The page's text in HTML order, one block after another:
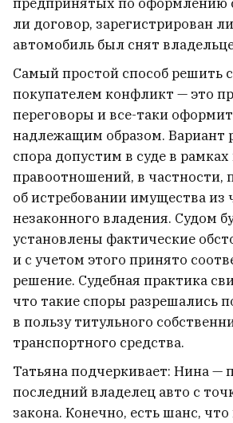
ли договор, зарегистрирован
автомобиль был снят
Самый простой способ решить
покупателем конфликт — это
переговоры и все-таки
надлежащим образом. Вариант
спора допустим в суде в
правоотношений, в частности,
об истребовании имущества из
незаконного владения. Судом
установлены фактические
и с учетом этого принято
решение. Судебная практика
что такие споры разрешались
в пользу титульного
транспортного средства.
Татьяна подчеркивает: Нина —
последний владелец авто с
закона. Конечно, есть шанс,